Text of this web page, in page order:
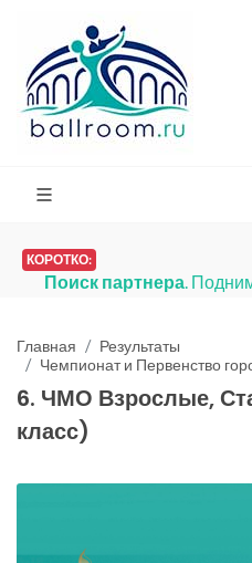
КОРОТКО:
Поиск партнера.
Главная
Результаты
Чемпионат и Первенство
6. ЧМО Взрослые,
класс)